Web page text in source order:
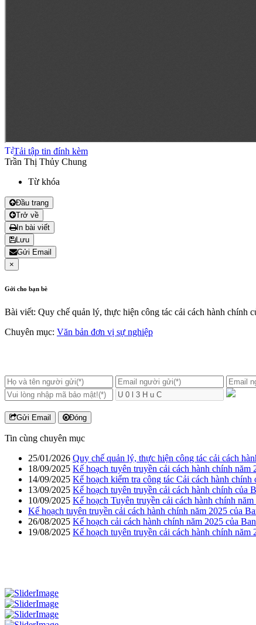
Tải tập tin đính kèm
Trần Thị Thủy Chung
Từ khóa
Đầu trang
Trở về
In bài viết
Lưu
Gửi Email
×
Gởi cho bạn bè
Bài viết: Quy chế quản lý, thực hiện công tác cải cách hành chính
Chuyên mục: Văn bản đơn vị sự nghiệp
Gửi Email Đóng
Tin cùng chuyên mục
25/01/2026 Quy chế quản lý, thực hiện công tác cải cách
18/09/2025 Kế hoạch tuyên truyền cải cách hành chính
14/09/2025 Kế hoạch kiểm tra công tác Cải cách hành
13/09/2025 Kế hoạch tuyên truyền cải cách hành chính
10/09/2025 Kế hoạch Tuyên truyền cải cách hành chính
Kế hoạch tuyên truyền cải cách hành chính năm 2025 của
26/08/2025 Kế hoạch cải cách hành chính năm 2025 của
19/08/2025 Kế hoạch tuyên truyền cải cách hành chính